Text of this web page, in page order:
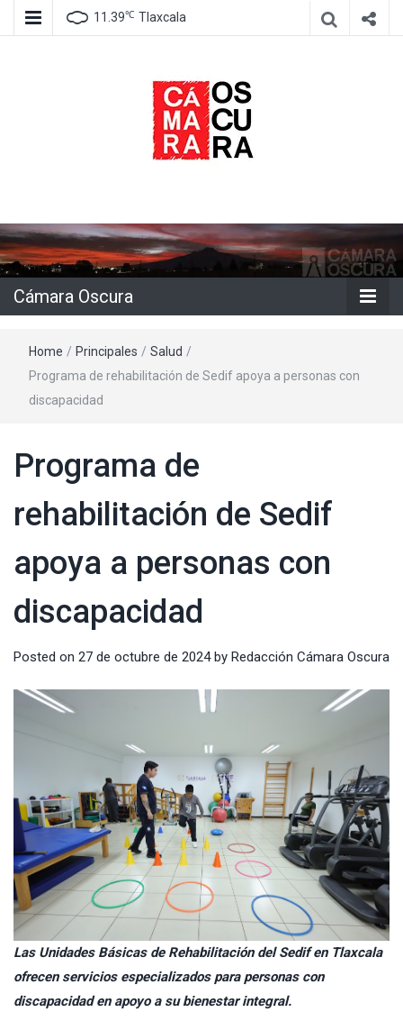
11.39℃ Tlaxcala
Cámara
Oscura
Cámara Oscura
Home / Principales / Salud /
Programa de rehabilitación de Sedif apoya a personas con
discapacidad
Programa de
rehabilitación de Sedif
apoya a personas con
discapacidad
Posted on 27 de octubre de 2024by Redacción Cámara Oscura
Las Unidades Básicas de Rehabilitación del Sedif en Tlaxcala
ofrecen servicios especializados para personas con
discapacidad en apoyo a su bienestar integral.